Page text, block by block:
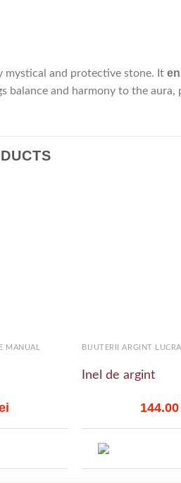
mystical and protective stone. It
balance and harmony to the
MANUAL BIJUTERII ARGINT
Inel de argint
144.00